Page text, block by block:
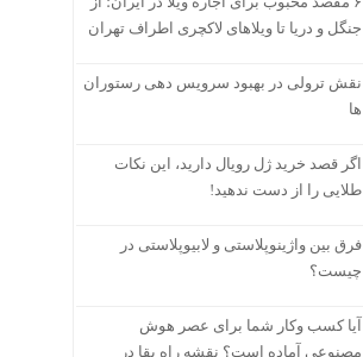
جنگل و دریا تا ویلاهای لاکچری اطراف تهران
نقش ترولی در بهبود سرویس دهی رستوران
ها
اگر قصد خرید ژل رویال دارید، این نکات
طلایی را از دست ندهید!
فرق بین واژینوپلاستی و لابیوپلاستی در
چیست؟
آیا کسب وکار شما برای عصر هوش
مصنوعی آماده است؟ نقشه راه بقا در